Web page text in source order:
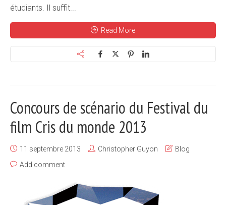
étudiants. Il suffit...
Read More
Concours de scénario du Festival du
film Cris du monde 2013
11 septembre 2013 Christopher Guyon
Blog
Add comment